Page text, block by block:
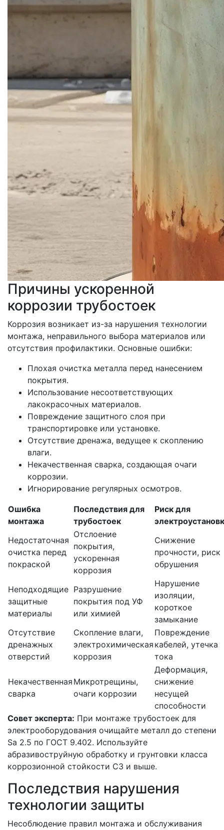
Причины ускоренной
коррозии трубостоек
Коррозия возникает из-за нарушения технологии
монтажа, неправильного выбора материалов или
отсутствия профилактики. Основные ошибки:
Плохая очистка металла перед нанесением
покрытия.
Использование несоответствующих
лакокрасочных материалов.
Повреждение защитного слоя при
транспортировке или установке.
Отсутствие дренажа, ведущее к скоплению
влаги.
Некачественная сварка, создающая очаги
коррозии.
Игнорирование регулярных осмотров.
Ошибка
монтажа
Последствия для
трубостоек
Риск для
Недостаточная
очистка перед
покраской
Отслоение
покрытия,
ускоренная
коррозия
Снижение
прочности, риск
обрушения
Неподходящие
защитные
материалы
Разрушение
покрытия под УФ
или химией
Нарушение
изоляции,
короткое
замыкание
Отсутствие
дренажных
отверстий
Скопление влаги,
электрохимическая
коррозия
Повреждение
кабелей, утечка
тока
Некачественная
сварка
Микротрещины,
очаги коррозии
Деформация,
снижение
несущей
способности
Совет эксперта: При монтаже трубостоек для
электрооборудования очищайте металл до степени
Sa 2.5 по ГОСТ 9.402. Используйте
абразивоструйную обработку и грунтовки класса
коррозионной стойкости C3 и выше.
Последствия нарушения
технологии защиты
Несоблюдение правил монтажа и обслуживания